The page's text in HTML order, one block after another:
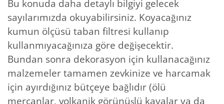
Bu konuda daha detaylı bilgiyi gelecek
sayılarımızda okuyabilirsiniz. Koyacağınız
kumun ölçüsü taban filtresi kullanıp
kullanmıyacağınıza göre değişecektir.
Bundan sonra dekorasyon için kullanacağınız
malzemeler tamamen zevkinize ve harcamak
için ayırdığınız bütçeye bağlıdır (ölü
mercanlar, volkanik görünüşlü kayalar ya da